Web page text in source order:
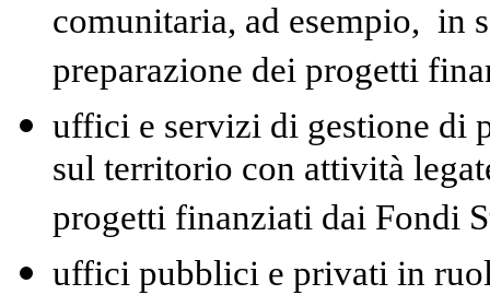
comunitaria, ad esempio, in
preparazione dei progetti
uffici e servizi di gestione di
sul territorio con attività
progetti finanziati dai Fondi
uffici pubblici e privati in